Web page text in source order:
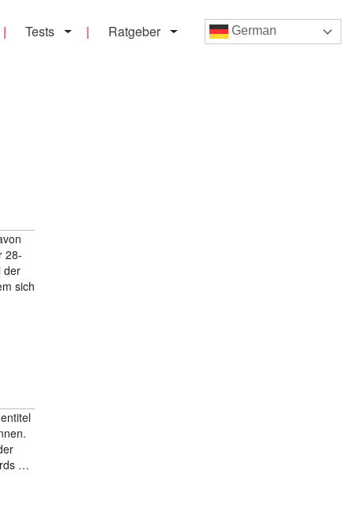
Tests Ratgeber German
28-
der
sich
…